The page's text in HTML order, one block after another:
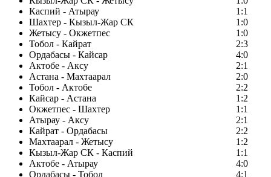
Каспий - Атырау
1:1
Шахтер - Кызыл-Жар СК
1:0
Жетысу - Окжетпес
1:0
Тобол - Кайрат
2:3
Ордабасы - Кайсар
4:0
Актобе - Аксу
2:1
Астана - Махтаарал
2:0
Тобол - Актобе
2:2
Кайсар - Астана
1:2
Окжетпес - Шахтер
1:1
Атырау - Аксу
2:1
Кайрат - Ордабасы
2:2
Махтаарал - Жетысу
1:2
Кызыл-Жар СК - Каспий
1:1
Актобе - Атырау
4:0
Ордабасы - Тобол
4:1